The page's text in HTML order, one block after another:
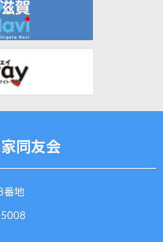
同友会
番地